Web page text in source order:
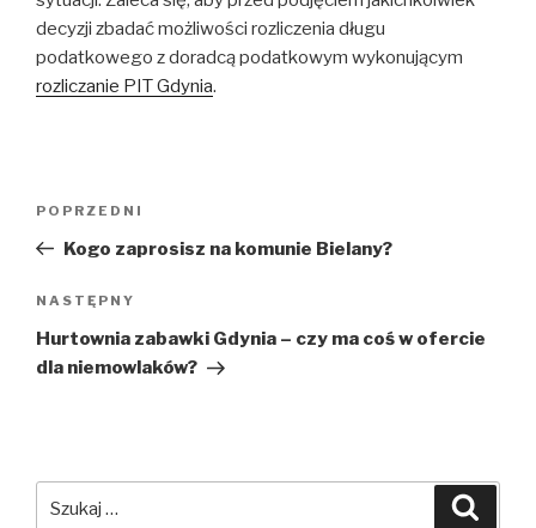
decyzji zbadać możliwości rozliczenia długu
podatkowego z doradcą podatkowym wykonującym
rozliczanie PIT Gdynia.
Poprzedni
wpis
POPRZEDNI
Kogo zaprosisz na komunie Bielany?
Następny
wpis
NASTĘPNY
Hurtownia zabawki Gdynia – czy ma coś w ofercie
dla niemowlaków?